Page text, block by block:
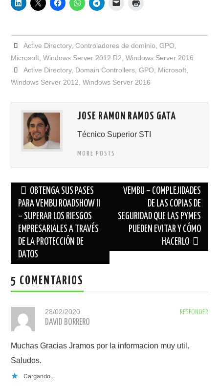
Active Directory, Controladores de dominio GPO
Microsoft ,Windows Server 2012 R2 ,Windows Server 2016
Active Directory, Domain Controllers, GPO Microsoft,
Windows Server 2012 ,Windows Server 2016
JOSE RAMON RAMOS GATA
Técnico Superior STI
MORE POSTS
Navegación
de
entradas
OBTENGA SUS PASES
PARA VEMBU ROADSHOW II
– SUPERAR LOS RIESGOS
EMPRESARIALES A TRAVÉS
DE LA PROTECCIÓN DE
DATOS
VEMBU – COMPLEJIDADES
DE LAS COPIAS DE
SEGURIDAD QUE LAS PYMES
PUEDEN EVITAR Y CÓMO
HACERLO
5 COMENTARIOS
RESPONDER
28/02/2020
DAVID BORRERO
Muchas Gracias Jramos por la informacion muy util.
Saludos.
Cargando...